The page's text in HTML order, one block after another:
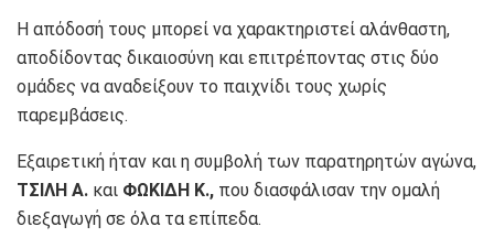
Η απόδοσή τους μπορεί να χαρακτηριστεί αλάνθαστη,
αποδίδοντας δικαιοσύνη και επιτρέποντας στις δύο
ομάδες να αναδείξουν το παιχνίδι τους χωρίς
παρεμβάσεις.
Εξαιρετική ήταν και η συμβολή των παρατηρητών αγώνα,
ΤΣΙΛΗ Α. και ΦΩΚΙΔΗ Κ., που διασφάλισαν την ομαλή
διεξαγωγή σε όλα τα επίπεδα.